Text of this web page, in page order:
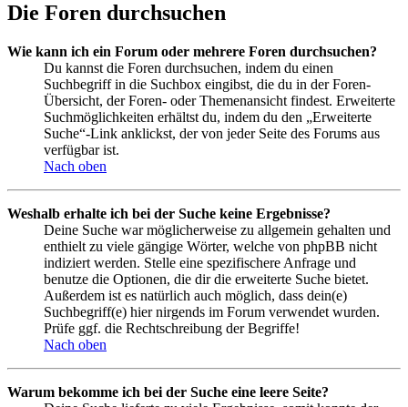
Die Foren durchsuchen
Wie kann ich ein Forum oder mehrere Foren durchsuchen?
Du kannst die Foren durchsuchen, indem du einen
Suchbegriff in die Suchbox eingibst, die du in der Foren-
Übersicht, der Foren- oder Themenansicht findest. Erweiterte
Suchmöglichkeiten erhältst du, indem du den „Erweiterte
Suche“-Link anklickst, der von jeder Seite des Forums aus
verfügbar ist.
Nach oben
Weshalb erhalte ich bei der Suche keine Ergebnisse?
Deine Suche war möglicherweise zu allgemein gehalten und
enthielt zu viele gängige Wörter, welche von phpBB nicht
indiziert werden. Stelle eine spezifischere Anfrage und
benutze die Optionen, die dir die erweiterte Suche bietet.
Außerdem ist es natürlich auch möglich, dass dein(e)
Suchbegriff(e) hier nirgends im Forum verwendet wurden.
Prüfe ggf. die Rechtschreibung der Begriffe!
Nach oben
Warum bekomme ich bei der Suche eine leere Seite?